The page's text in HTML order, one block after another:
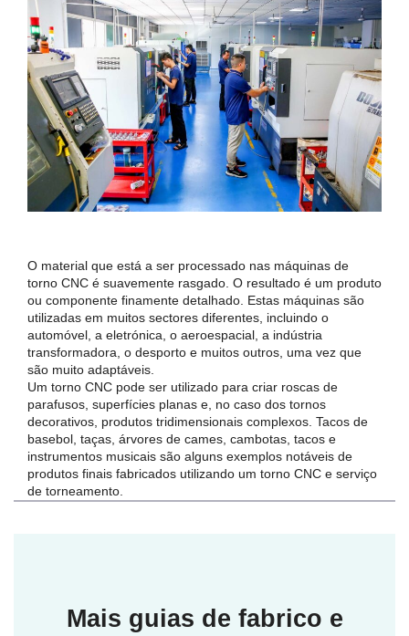
O material que está a ser processado nas máquinas de
torno CNC é suavemente rasgado. O resultado é um produto
ou componente finamente detalhado. Estas máquinas são
utilizadas em muitos sectores diferentes, incluindo o
automóvel, a eletrónica, o aeroespacial, a indústria
transformadora, o desporto e muitos outros, uma vez que
são muito adaptáveis.
Um torno CNC pode ser utilizado para criar roscas de
parafusos, superfícies planas e, no caso dos tornos
decorativos, produtos tridimensionais complexos. Tacos de
basebol, taças, árvores de cames, cambotas, tacos e
instrumentos musicais são alguns exemplos notáveis de
produtos finais fabricados utilizando um torno CNC e serviço
de torneamento.
Mais guias de fabrico e